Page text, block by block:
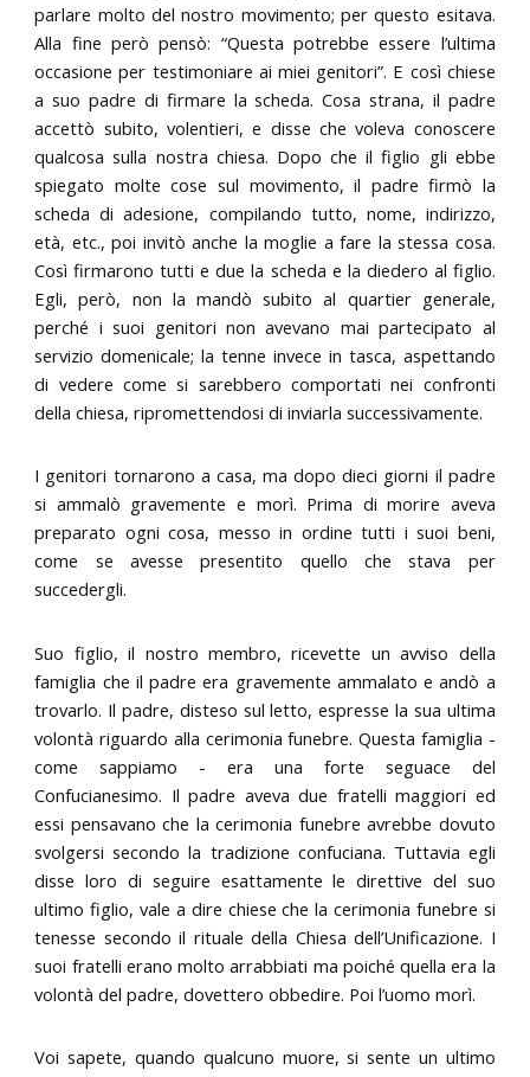
parlare molto del nostro movimento; per questo esitava.
Alla fine però pensò: “Questa potrebbe essere l’ultima
occasione per testimoniare ai miei genitori”. E così chiese
a suo padre di firmare la scheda. Cosa strana, il padre
accettò subito, volentieri, e disse che voleva conoscere
qualcosa sulla nostra chiesa. Dopo che il figlio gli ebbe
spiegato molte cose sul movimento, il padre firmò la
scheda di adesione, compilando tutto, nome, indirizzo,
età, etc., poi invitò anche la moglie a fare la stessa cosa.
Così firmarono tutti e due la scheda e la diedero al figlio.
Egli, però, non la mandò subito al quartier generale,
perché i suoi genitori non avevano mai partecipato al
servizio domenicale; la tenne invece in tasca, aspettando
di vedere come si sarebbero comportati nei confronti
della chiesa, ripromettendosi di inviarla successivamente.
I genitori tornarono a casa, ma dopo dieci giorni il padre
si ammalò gravemente e morì. Prima di morire aveva
preparato ogni cosa, messo in ordine tutti i suoi beni,
come se avesse presentito quello che stava per
succedergli.
Suo figlio, il nostro membro, ricevette un avviso della
famiglia che il padre era gravemente ammalato e andò a
trovarlo. Il padre, disteso sul letto, espresse la sua ultima
volontà riguardo alla cerimonia funebre. Questa famiglia -
come sappiamo - era una forte seguace del
Confucianesimo. Il padre aveva due fratelli maggiori ed
essi pensavano che la cerimonia funebre avrebbe dovuto
svolgersi secondo la tradizione confuciana. Tuttavia egli
disse loro di seguire esattamente le direttive del suo
ultimo figlio, vale a dire chiese che la cerimonia funebre si
tenesse secondo il rituale della Chiesa dell’Unificazione. I
suoi fratelli erano molto arrabbiati ma poiché quella era la
volontà del padre, dovettero obbedire. Poi l’uomo morì.
Voi sapete, quando qualcuno muore, si sente un ultimo